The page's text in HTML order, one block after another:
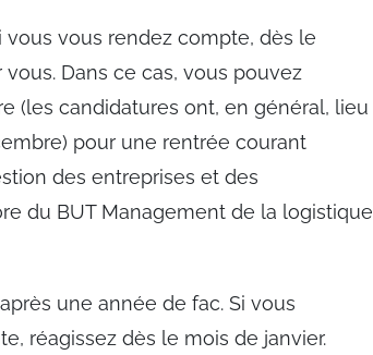
vous vous rendez compte, dès le
Dans ce cas, vous pouvez
(les candidatures ont, en général, lieu
pour une rentrée courant
des entreprises et des
du BUT Management de la logistique
une année de fac. Si vous
réagissez dès le mois de janvier.